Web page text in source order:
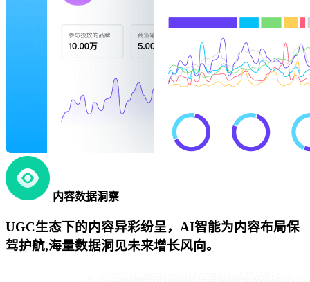
内容数据洞察
UGC生态下的内容异彩纷呈，AI智能为内容布局保
驾护航,海量数据洞见未来增长风向。